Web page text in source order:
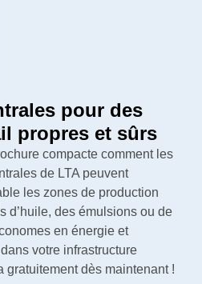
pour des
propres et sûrs
compacte comment les
de LTA peuvent
les zones de production
d’huile, des émulsions ou de
en énergie et
votre infrastructure
gratuitement dès maintenant !